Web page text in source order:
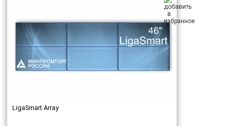
LigaSmart Array